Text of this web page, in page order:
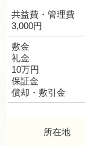
共益費・管理費
3,000円
敷金
礼金
10万円
保証金
償却・敷引金
所在地